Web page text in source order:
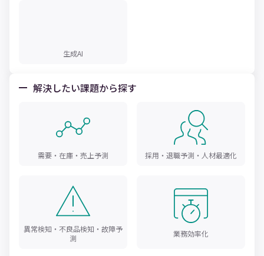
生成AI
解決したい課題から探す
需要・在庫・売上予測 採用・退職予測・人材最適化
異常検知・不良品検知・故障予
測
業務効率化